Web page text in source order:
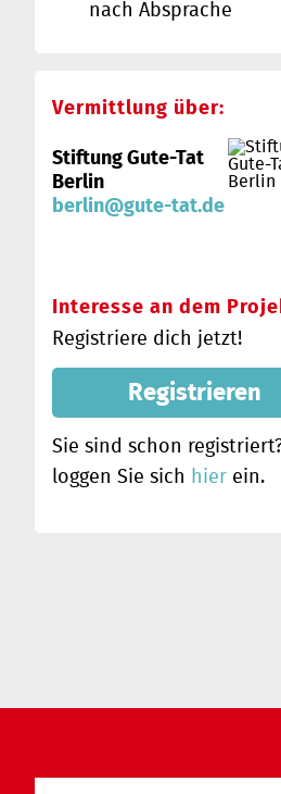
nach Absprache
Vermittlung über:
Stiftung Gute-Tat
Berlin
berlin@gute-tat.de
Interesse an dem
Registriere dich jetzt!
Registrieren
Sie sind schon
loggen Sie sich hier ein.